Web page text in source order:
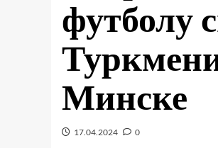
футболу
Минске
17.04.2024 0